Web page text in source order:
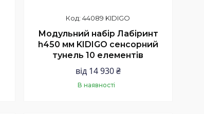
44089 KIDIGO
Модульний набір Лабіринт
h450 мм KIDIGO сенсорний
тунель 10 елементів
від 14 930 ₴
В наявності